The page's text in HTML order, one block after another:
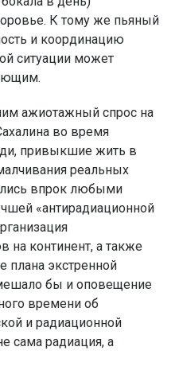
К тому же пьяный
и координацию
ситуации может
ажиотажный спрос на
во время
привыкшие жить в
реальных
впрок любыми
«антирадиационной
на континент, а также
плана экстренной
бы и оповещение
времени об
и радиационной
сама радиация, а